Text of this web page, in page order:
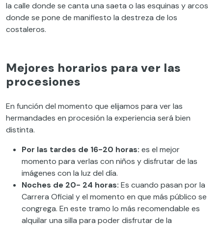
la calle donde se canta una saeta o las esquinas y arcos
donde se pone de manifiesto la destreza de los
costaleros.
Mejores horarios para ver las
procesiones
En función del momento que elijamos para ver las
hermandades en procesión la experiencia será bien
distinta.
Por las tardes de 16-20 horas: es el mejor
momento para verlas con niños y disfrutar de las
imágenes con la luz del día.
Noches de 20- 24 horas: Es cuando pasan por la
Carrera Oficial yel momento en que más público se
congrega. En este tramo lo más recomendable es
alquilar una silla para poder disfrutar de la